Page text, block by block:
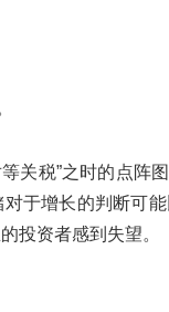
关税”之时的点阵
于增长的判断可
投资者感到失望。